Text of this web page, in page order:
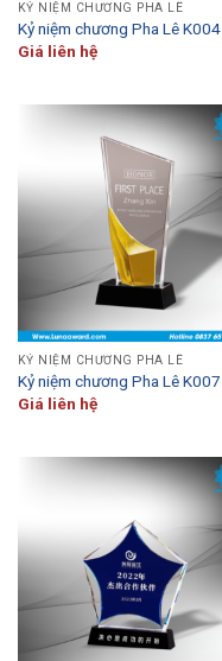
KỶ NIỆM CHƯƠNG PHA LÊ
Kỷ niệm chương Pha Lê K004
Giá liên hệ
KỶ NIỆM CHƯƠNG PHA LÊ
Kỷ niệm chương Pha Lê K007
Giá liên hệ